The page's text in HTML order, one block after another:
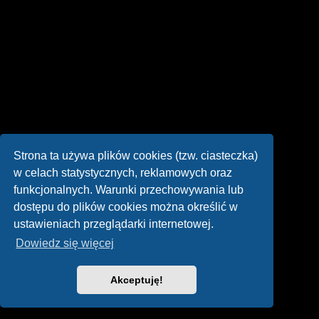
Strona ta używa plików cookies (tzw. ciasteczka)
w celach statystycznych, reklamowych oraz
funkcjonalnych. Warunki przechowywania lub
dostępu do plików cookies można określić w
ustawieniach przeglądarki internetowej.
Dowiedz się więcej
Akceptuję!